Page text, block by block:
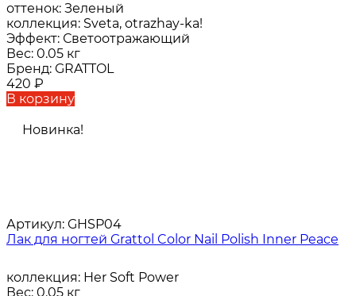
оттенок: Зеленый
коллекция: Sveta, otrazhay-ka!
Эффект: Светоотражающий
Вес: 0.05 кг
Бренд: GRATTOL
420 ₽
В корзину
Новинка!
Артикул: GHSP04
Лак для ногтей Grattol Color Nail Polish Inner Peace
коллекция: Her Soft Power
Вес: 0.05 кг